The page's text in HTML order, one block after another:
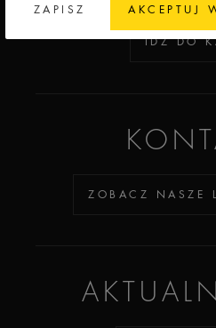
IDŹ DO
ZOBACZ NASZE
ZAPISZ AKCEPTUJ